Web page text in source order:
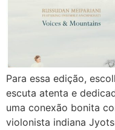
Para essa edição,
escuta atenta e
uma conexão bonita
violonista indiana